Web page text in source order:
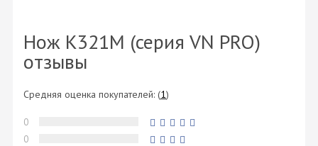
Нож K321M (серия VN PRO)
отзывы
Средняя оценка покупателей: (1)
0
0